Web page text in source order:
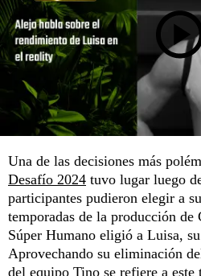
Una de las decisiones más
Desafío 2024 tuvo lugar luego
participantes pudieron elegir a
temporadas de la producción
Súper Humano eligió a Luisa,
Aprovechando su eliminación
del equipo Tino se refiere a este